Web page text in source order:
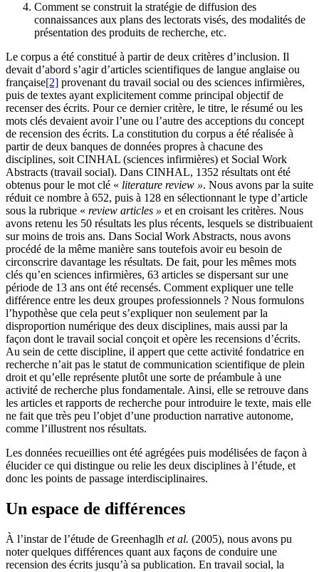
Comment se construit la stratégie de diffusion des
connaissances aux plans des lectorats visés, des modalités de
présentation des produits de recherche, etc.
Le corpus a été constitué à partir de deux critères d’inclusion. Il
devait d’abord s’agir d’articles scientifiques de langue anglaise ou
française[2] provenant du travail social ou des sciences infirmières,
puis de textes ayant explicitement comme principal objectif de
recenser des écrits. Pour ce dernier critère, le titre, le résumé ou les
mots clés devaient avoir l’une ou l’autre des acceptions du concept
de recension des écrits. La constitution du corpus a été réalisée à
partir de deux banques de données propres à chacune des
disciplines, soit CINHAL (sciences infirmières) et Social Work
Abstracts (travail social). Dans CINHAL, 1352 résultats ont été
obtenus pour le mot clé « literature review ». Nous avons par la suite
réduit ce nombre à 652, puis à 128 en sélectionnant le type d’article
sous la rubrique « review articles » et en croisant les critères. Nous
avons retenu les 50 résultats les plus récents, lesquels se distribuaient
sur moins de trois ans. Dans Social Work Abstracts, nous avons
procédé de la même manière sans toutefois avoir eu besoin de
circonscrire davantage les résultats. De fait, pour les mêmes mots
clés qu’en sciences infirmières, 63 articles se dispersant sur une
période de 13 ans ont été recensés. Comment expliquer une telle
différence entre les deux groupes professionnels ? Nous formulons
l’hypothèse que cela peut s’expliquer non seulement par la
disproportion numérique des deux disciplines, mais aussi par la
façon dont le travail social conçoit et opère les recensions d’écrits.
Au sein de cette discipline, il appert que cette activité fondatrice en
recherche n’ait pas le statut de communication scientifique de plein
droit et qu’elle représente plutôt une sorte de préambule à une
activité de recherche plus fondamentale. Ainsi, elle se retrouve dans
les articles et rapports de recherche pour introduire le texte, mais elle
ne fait que très peu l’objet d’une production narrative autonome,
comme l’illustrent nos résultats.
Les données recueillies ont été agrégées puis modélisées de façon à
élucider ce qui distingue ou relie les deux disciplines à l’étude, et
donc les points de passage interdisciplinaires.
Un espace de différences
À l’instar de l’étude de Greenhaglh et al. (2005), nous avons pu
noter quelques différences quant aux façons de conduire une
recension des écrits jusqu’à sa publication. En travail social, la